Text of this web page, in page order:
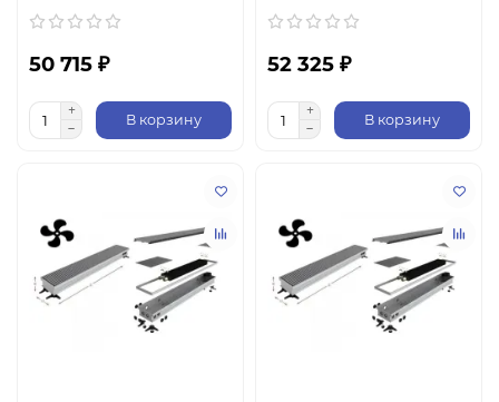
50 715 ₽
В корзину
52 325 ₽
В корзину